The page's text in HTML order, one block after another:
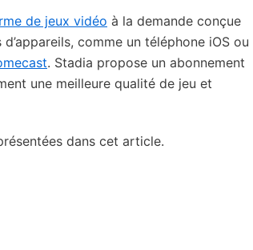
de jeux vidéo à la demande conçue
comme un téléphone iOS ou
. Stadia propose un abonnement
une meilleure qualité de jeu et
dans cet article.